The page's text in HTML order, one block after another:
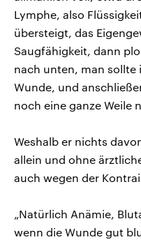
Lymphe, also
übersteigt, das
Saugfähigkeit, dann
nach unten, man sollte
Wunde, und
noch eine ganze Weile
Weshalb er nichts
allein und ohne
auch wegen der
„Natürlich Anämie,
wenn die Wunde gut